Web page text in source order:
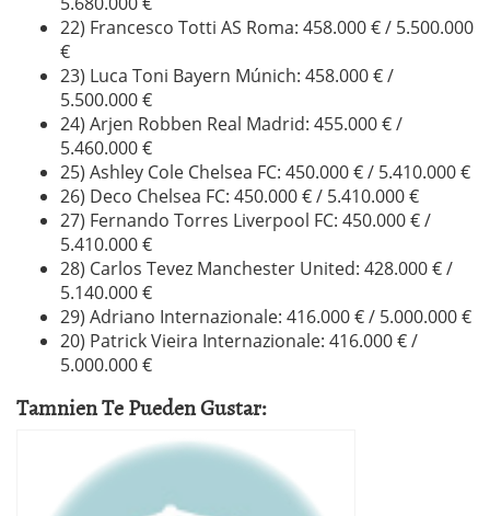
22) Francesco Totti AS Roma: 458.000 € / 5.500.000
€
23) Luca Toni Bayern Múnich: 458.000 € /
5.500.000 €
24) Arjen Robben Real Madrid: 455.000 € /
5.460.000 €
25) Ashley Cole Chelsea FC: 450.000 € / 5.410.000 €
26) Deco Chelsea FC: 450.000 € / 5.410.000 €
27) Fernando Torres Liverpool FC: 450.000 € /
5.410.000 €
28) Carlos Tevez Manchester United: 428.000 € /
5.140.000 €
29) Adriano Internazionale: 416.000 € / 5.000.000 €
20) Patrick Vieira Internazionale: 416.000 € /
5.000.000 €
Tamnien Te Pueden Gustar: